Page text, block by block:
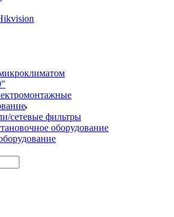
сетевые фильтры
оборудование